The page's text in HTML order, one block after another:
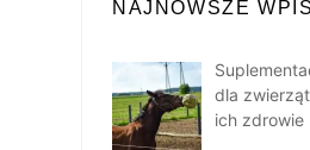
NAJNOWSZE
dla
ich zdrowie